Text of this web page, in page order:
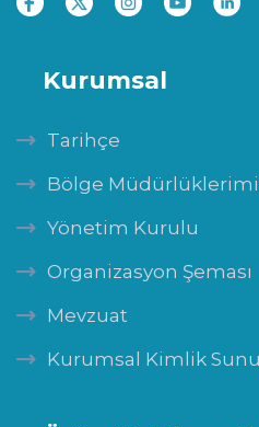
Kurumsal
Tarihçe
Bölge
Yönetim Kurulu
Organizasyon Şeması
Mevzuat
Kurumsal Kimlik